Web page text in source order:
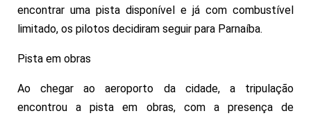
encontrar uma pista disponível e já com combustível
limitado, os pilotos decidiram seguir para Parnaíba.
Pista em obras
Ao chegar ao aeroporto da cidade, a tripulação
encontrou a pista em obras, com a presença de